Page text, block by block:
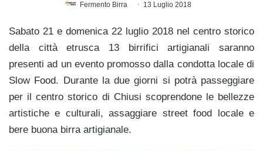
Fermento Birra 13 Luglio 2018
Sabato 21 e domenica 22 luglio 2018 nel centro storico
della città etrusca 13 birrifici artigianali saranno
presenti ad un evento promosso dalla condotta locale di
Slow Food. Durante la due giorni si potrà passeggiare
per il centro storico di Chiusi scoprendone le bellezze
artistiche e culturali, assaggiare street food locale e
bere buona birra artigianale.